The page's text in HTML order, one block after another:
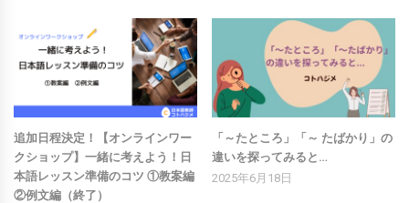
追加日程決定！【オンラインワー
クショップ】一緒に考えよう！日
本語レッスン準備のコツ ①教案編
②例文編（終了）
「～たところ」「～ たばかり」の
違いを探ってみると…
2025年6月18日